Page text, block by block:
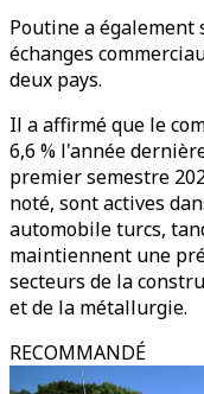
Poutine a également
échanges
deux pays.
Il a affirmé que le
6,6 % l'année
premier semestre
noté, sont actives
automobile turcs,
maintiennent une
secteurs de la
et de la métallurgie.
RECOMMANDÉ